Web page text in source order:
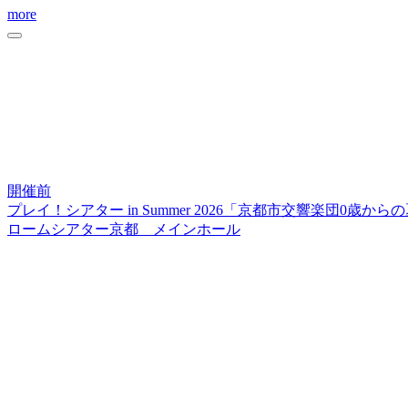
more
開催前
プレイ！シアター in Summer 2026「京都市交響楽団0歳からの
ロームシアター京都 メインホール